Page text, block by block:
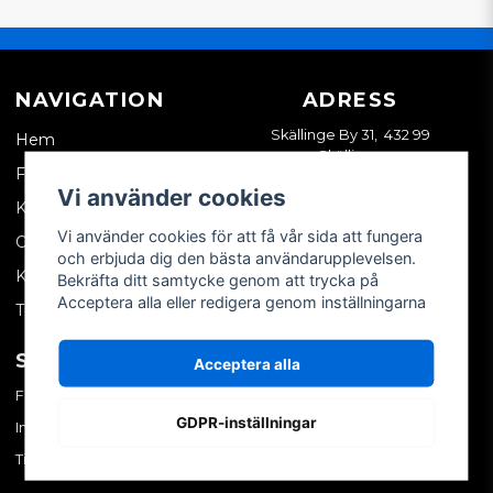
NAVIGATION
Hem
Företagskund
Kontakta oss
Om oss
Köpvillkor
Tips & trix
ADRESS
Skällinge By 31, 432 99
Skällinge
SOCIALA MEDIER
Facebook
Instagram
TikTok
MITT KONTO
Skapa konto
Vi använder cookies
Vi använder cookies för att få vår sida att fungera
och erbjuda dig den bästa användarupplevelsen.
Bekräfta ditt samtycke genom att trycka på
Acceptera alla eller redigera genom inställningarna
Acceptera alla
GDPR-inställningar